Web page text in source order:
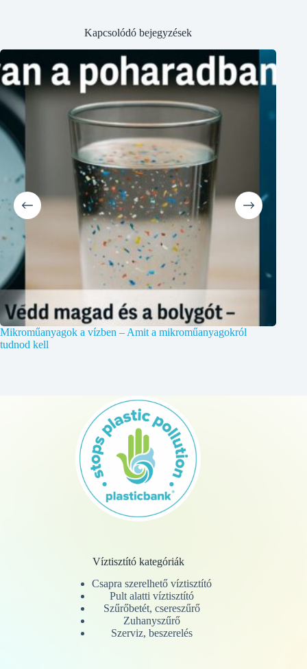
Kapcsolódó bejegyzések
Mikroműanyagok a vízben – Amit a mikroműanyagokról
tudnod kell
Víztisztító kategóriák
Csapra szerelhető víztisztító
Pult alatti víztisztító
Szűrőbetét, csereszűrő
Zuhanyszűrő
Szerviz, beszerelés